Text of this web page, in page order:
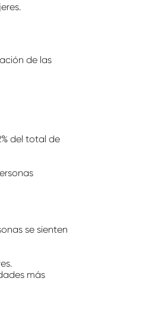
de las
del total de
se sienten
más